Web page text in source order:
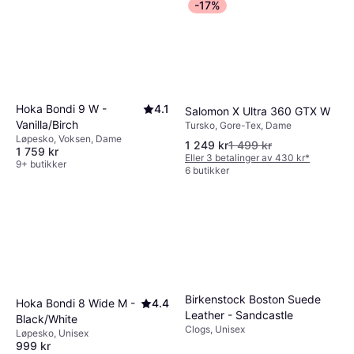
Hoka Bondi 9 W -
Vanilla/Birch
4.1
Løpesko, Voksen, Dame
1 759 kr
9+ butikker
-17%
Salomon X Ultra 360 GTX W
Tursko, Gore-Tex, Dame
1 249 kr1 499 kr
Eller 3 betalinger av 430 kr*
6 butikker
Hoka Bondi 8 Wide M -
Black/White
4.4
Løpesko, Unisex
999 kr
Birkenstock Boston Suede
Leather - Sandcastle
Clogs, Unisex
spesifikke merket du vurderer.
tåler vær og vind, eller prioriterer du lette sko